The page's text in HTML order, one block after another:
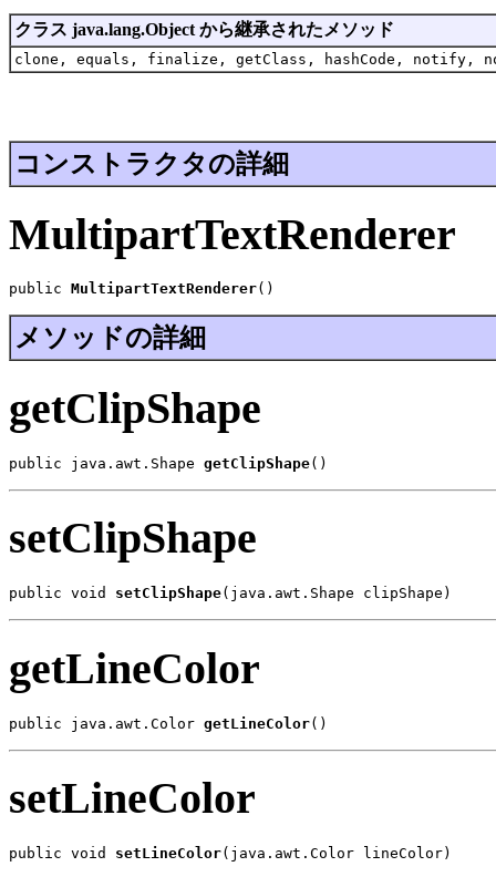
クラス java.lang.Object から継承されたメソッド
clone, equals, finalize, getClass, hashCode,
コンストラクタの詳細
MultipartTextRenderer
public MultipartTextRenderer()
メソッドの詳細
getClipShape
public java.awt.Shape getClipShape()
setClipShape
public void setClipShape(java.awt.Shape clipShape)
getLineColor
public java.awt.Color getLineColor()
setLineColor
public void setLineColor(java.awt.Color lineColor)